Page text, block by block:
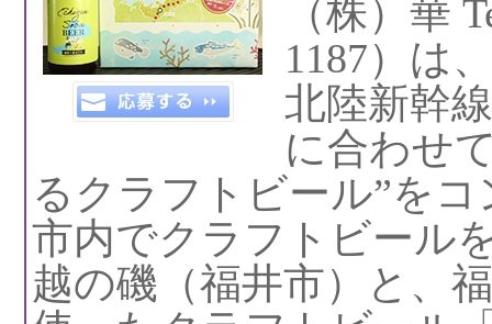
（株）華
1187）は
北陸新幹
に合わせ
るクラフトビール”を
市内でクラフトビール
越の磯（福井市）と、